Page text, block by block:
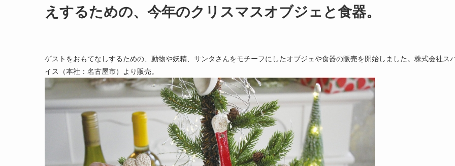
えするための、今年のクリスマスオブジェと食器。
ゲストをおもてなしするための、動物や妖精、サンタさんをモチーフにしたオブジェや食器の販売を開始しました。株式会社ス
イス（本社：名古屋市）より販売。